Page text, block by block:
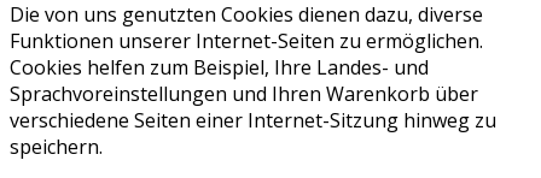
Die von uns genutzten Cookies dienen dazu, diverse
Funktionen unserer Internet-Seiten zu ermöglichen.
Cookies helfen zum Beispiel, Ihre Landes- und
Sprachvoreinstellungen und Ihren Warenkorb über
verschiedene Seiten einer Internet-Sitzung hinweg zu
speichern.